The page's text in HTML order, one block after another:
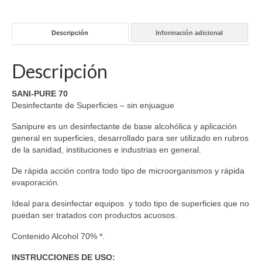
Descripción Información adicional
Descripción
SANI-PURE 70
Desinfectante de Superficies – sin enjuague
Sanipure es un desinfectante de base alcohólica y aplicación
general en superficies, desarrollado para ser utilizado en rubros
de la sanidad, instituciones e industrias en general.
De rápida acción contra todo tipo de microorganismos y rápida
evaporación.
Ideal para desinfectar equipos y todo tipo de superficies que no
puedan ser tratados con productos acuosos.
Contenido Alcohol 70% *.
INSTRUCCIONES DE USO: